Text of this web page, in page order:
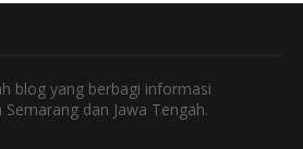
blog yang berbagi informasi
dan Jawa Tengah.